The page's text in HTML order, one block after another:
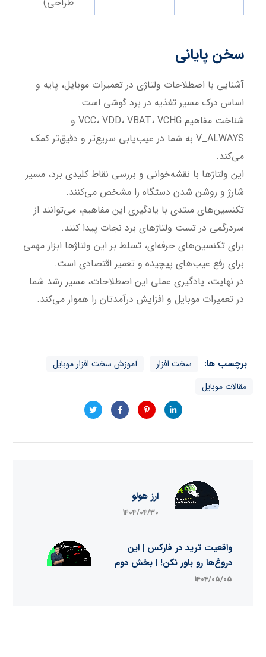
سخن پایانی
آشنایی با اصطلاحات ولتاژی در تعمیرات موبایل، پایه و
اساس درک مسیر تغذیه در برد گوشی است.
شناخت مفاهیم VCC، VDD، VBAT، VCHG و
V_ALWAYS به شما در عیب‌یابی سریع‌تر و دقیق‌تر کمک
می‌کند.
این ولتاژها با نقشه‌خوانی و بررسی نقاط کلیدی برد، مسیر
شارژ و روشن شدن دستگاه را مشخص می‌کنند.
تکنسین‌های مبتدی با یادگیری این مفاهیم، می‌توانند از
سردرگمی در تست ولتاژهای برد نجات پیدا کنند.
برای تکنسین‌های حرفه‌ای، تسلط بر این ولتاژها ابزار مهمی
برای رفع عیب‌های پیچیده و تعمیر اقتصادی است.
در نهایت، یادگیری عملی این اصطلاحات، مسیر رشد شما
در تعمیرات موبایل و افزایش درآمدتان را هموار می‌کند.
برچسب ها: سخت افزار
آموزش سخت افزار موبایل
مقالات موبایل
ارز هولو
1404/04/30
واقعیت ترید در فارکس | این
دروغ‌ها رو باور نکن! | بخش دوم
1404/05/05